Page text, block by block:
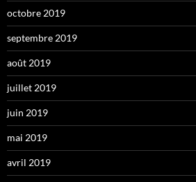
octobre 2019
septembre 2019
août 2019
juillet 2019
juin 2019
mai 2019
avril 2019